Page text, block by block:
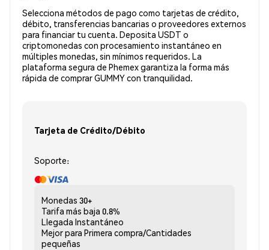
Selecciona métodos de pago como tarjetas de crédito,
débito, transferencias bancarias o proveedores externos
para financiar tu cuenta. Deposita USDT o
criptomonedas con procesamiento instantáneo en
múltiples monedas, sin mínimos requeridos. La
plataforma segura de Phemex garantiza la forma más
rápida de comprar GUMMY con tranquilidad.
Tarjeta de Crédito/Débito
Soporte:
Monedas 30+
Tarifa más baja 0.8%
Llegada Instantáneo
Mejor para Primera compra/Cantidades
pequeñas